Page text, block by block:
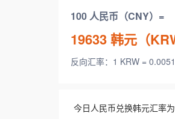
100 人民币（CNY）=
19633韩元（
反向汇率：1 KRW =
今日人民币兑换韩元汇率为